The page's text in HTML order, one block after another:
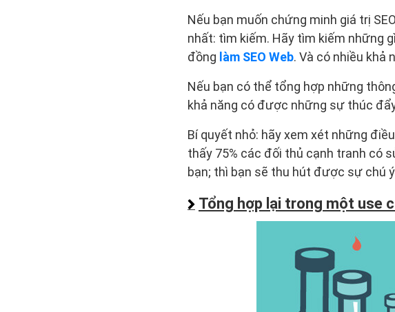
Nếu bạn muốn chứng minh giá trị
nhất: tìm kiếm. Hãy tìm kiếm những
đồng làm SEO Web. Và có nhiều khả
Nếu bạn có thể tổng hợp những
khả năng có được những sự thúc
Bí quyết nhỏ: hãy xem xét những
thấy 75% các đối thủ cạnh tranh có
bạn; thì bạn sẽ thu hút được sự chú
Tổng hợp lại trong một use